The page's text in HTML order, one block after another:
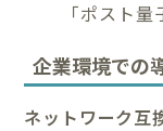
「ポスト
企業環境での
ネットワーク互